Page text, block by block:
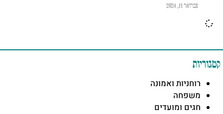
פברואר 11, 2024
קטגוריות
רוחניות ואמונה
משפחה
חגים ומועדים